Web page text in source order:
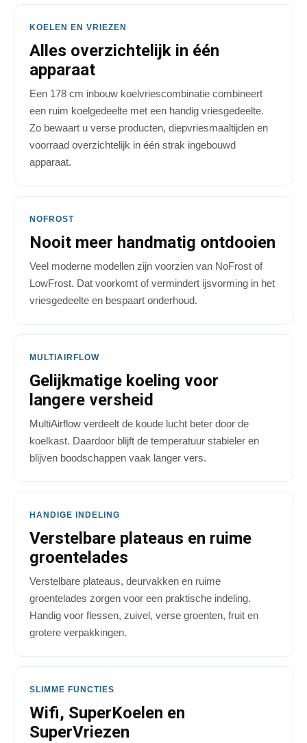
KOELEN EN VRIEZEN
Alles overzichtelijk in één
apparaat
Een 178 cm inbouw koelvriescombinatie combineert
een ruim koelgedeelte met een handig vriesgedeelte.
Zo bewaart u verse producten, diepvriesmaaltijden en
voorraad overzichtelijk in één strak ingebouwd
apparaat.
NOFROST
Nooit meer handmatig ontdooien
Veel moderne modellen zijn voorzien van NoFrost of
LowFrost. Dat voorkomt of vermindert ijsvorming in het
vriesgedeelte en bespaart onderhoud.
MULTIAIRFLOW
Gelijkmatige koeling voor
langere versheid
MultiAirflow verdeelt de koude lucht beter door de
koelkast. Daardoor blijft de temperatuur stabieler en
blijven boodschappen vaak langer vers.
HANDIGE INDELING
Verstelbare plateaus en ruime
groentelades
Verstelbare plateaus, deurvakken en ruime
groentelades zorgen voor een praktische indeling.
Handig voor flessen, zuivel, verse groenten, fruit en
grotere verpakkingen.
SLIMME FUNCTIES
Wifi, SuperKoelen en
SuperVriezen